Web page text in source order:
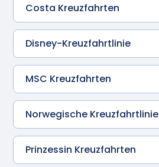
Costa Kreuzfahrten
Disney-Kreuzfahrtlinie
MSC Kreuzfahrten
Norwegische Kreuzfahrtlinie
Prinzessin Kreuzfahrten